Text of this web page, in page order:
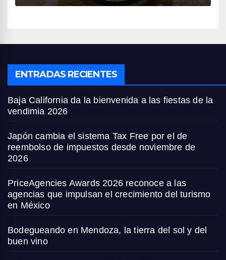
ENTRADAS RECIENTES
Baja California da la bienvenida a las fiestas de la
vendimia 2026
Japón cambia el sistema Tax Free por el de
reembolso de impuestos desde noviembre de
2026
PriceAgencies Awards 2026 reconoce a las
agencias que impulsan el crecimiento del turismo
en México
Bodegueando en Mendoza, la tierra del sol y del
buen vino